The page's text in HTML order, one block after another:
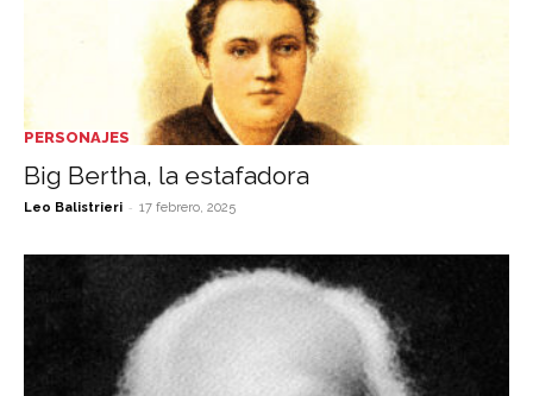
PERSONAJES
Big Bertha, la estafadora
Leo Balistrieri - 17 febrero, 2025